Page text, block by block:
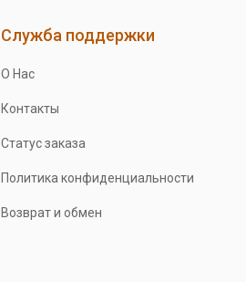
Служба поддержки
О Нас
Контакты
Статус заказа
Политика конфиденциальности
Возврат и обмен